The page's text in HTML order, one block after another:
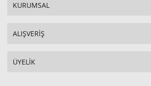
KURUMSAL
ALIŞVERİŞ
ÜYELİK